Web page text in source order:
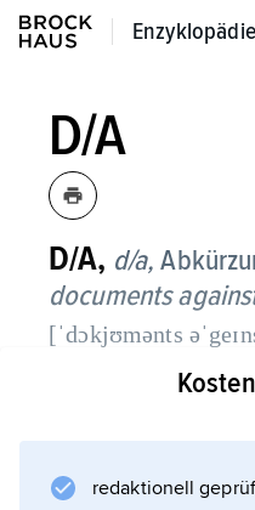
Enzyklopädie
Enzyklopädie
D/A
D/A, d/a,
documents
[ˈdɔkjʊmənts
redaktionell